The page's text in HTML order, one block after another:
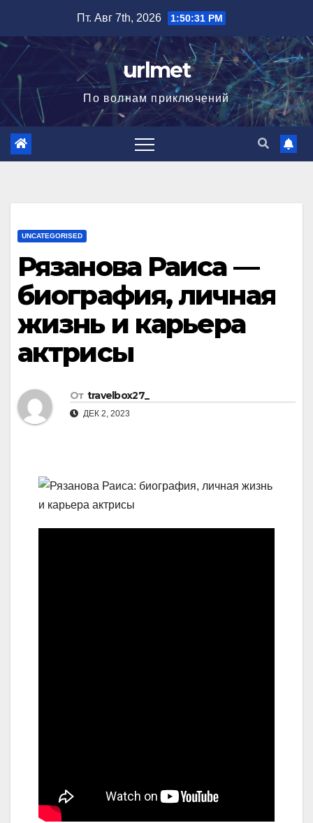
содержимому
Пт. Авг 7th, 2026 1:50:32 PM
urlmet
По волнам приключений
UNCATEGORISED
Рязанова Раиса —
биография, личная
жизнь и карьера
актрисы
От travelbox27_
ДЕК 2, 2023